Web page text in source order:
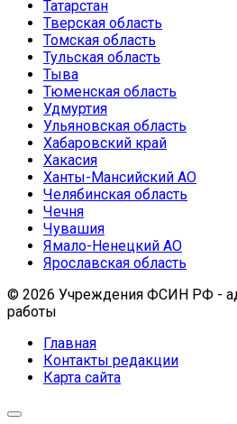
Татарстан
Тверская область
Томская область
Тульская область
Тыва
Тюменская область
Удмуртия
Ульяновская область
Хабаровский край
Хакасия
Ханты-Мансийский АО
Челябинская область
Чечня
Чувашия
Ямало-Ненецкий АО
Ярославская область
© 2026 Учреждения ФСИН РФ -
работы
Главная
Контакты редакции
Карта сайта